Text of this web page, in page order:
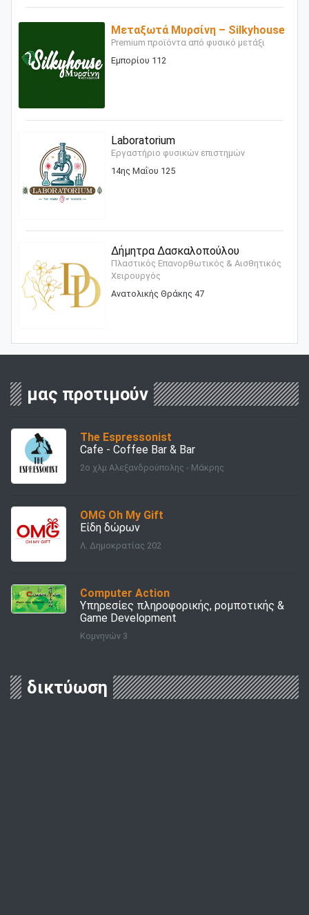
Μεταξωτά Μυρσίνη – Silkyhouse
Premium προϊόντα από φυσικό μετάξι
Εμπορίου 112
Laboratorium
Εργαστήριο φυσικών επιστημών
14ης Μαΐου 125
Δήμητρα Δασκαλοπούλου
Πλαστικός Επανορθωτικός & Αισθητικός
Χειρουργός
Ανατολικής Θράκης 47
μας προτιμούν
Τhe Εspressonist
Cafe - Coffee Bar & Bar
2ο χλμ Αλεξανδρούπολης - Μάκρης
OMG Oh My Gift
Είδη δώρων
Λ. Δημοκρατίας 202
Computer Action
Υπηρεσίες πληροφορικής, ρομποτικής &
Game Development
Κομνηνών 3
δικτύωση